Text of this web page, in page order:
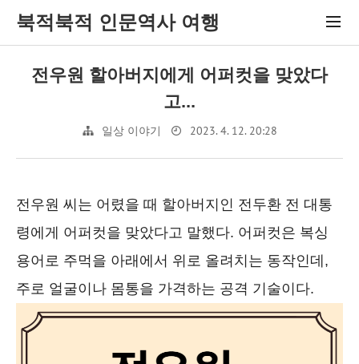
북적북적 인문역사 여행
전우원 할아버지에게 어퍼컷을 맞았다
고...
일상 이야기 2023. 4. 12. 20:28
전우원 씨는 어렸을 때 할아버지인 전두환 전 대통
령에게 어퍼컷을 맞았다고 말했다. 어퍼컷은 복싱
용어로 주먹을 아래에서 위로 올려치는 동작인데,
주로 얼굴이나 몸통을 가격하는 공격 기술이다.